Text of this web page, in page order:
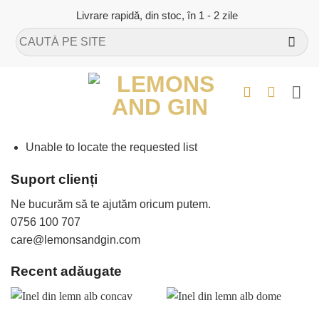
content
Livrare rapidă, din stoc, în 1 - 2 zile
Caută
după:
Unable to locate the requested list
Suport clienți
Ne bucurăm să te ajutăm oricum putem.
0756 100 707
care@lemonsandgin.com
Recent adăugate